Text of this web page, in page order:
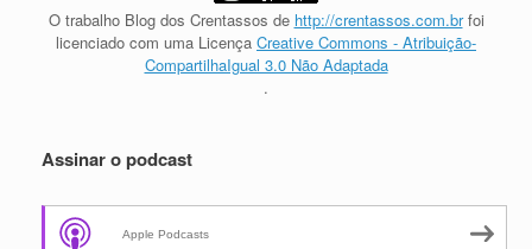
O trabalho Blog dos Crentassos de http://crentassos.com.brfoi
licenciado com uma Licença Creative Commons - Atribuição-
CompartilhaIgual 3.0 Não Adaptada
.
Assinar o podcast
Apple Podcasts